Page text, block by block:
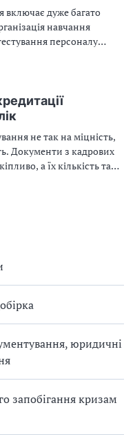
юридичні
запобігання кризам
включає дуже багато
навчання
персоналу
не так на міцність,
Документи з кадрових
а їх кількість та
варто залагодити